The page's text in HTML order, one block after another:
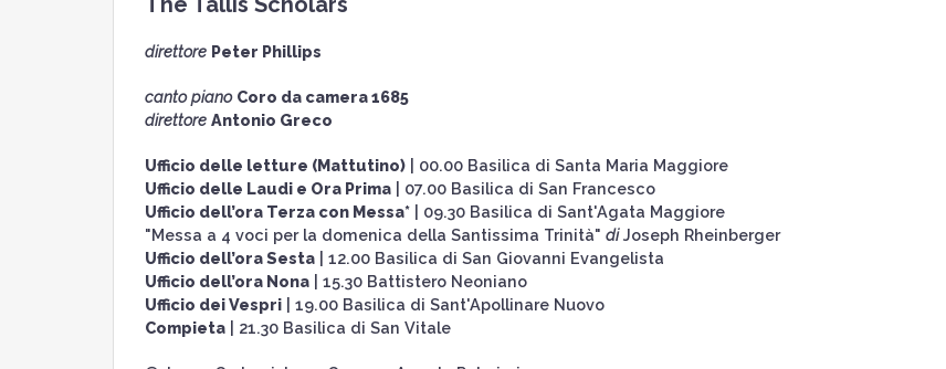
direttore Peter Phillips
canto piano Coro da camera 1685
direttore Antonio Greco
Ufficio delle letture (Mattutino)| 00.00 Basilica di Santa Maria Maggiore
Ufficio delle Laudi e Ora Prima| 07.00 Basilica di San Francesco
Ufficio dell’ora Terza con Messa*| 09.30 Basilica di Sant'Agata Maggiore
"Messa a 4 voci per la domenica della Santissima Trinità" diJoseph Rheinberger
Ufficio dell’ora Sesta| 12.00 Basilica di San Giovanni Evangelista
Ufficio dell’ora Nona| 15.30 Battistero Neoniano
Ufficio dei Vespri| 19.00 Basilica di Sant'Apollinare Nuovo
Compieta| 21.30 Basilica di San Vitale